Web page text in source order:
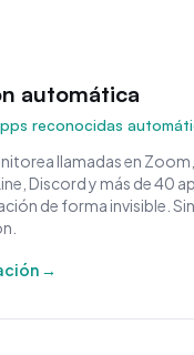
automática
reconocidas
llamadas en Zoom,
Discord y más de 40
de forma invisible.
→